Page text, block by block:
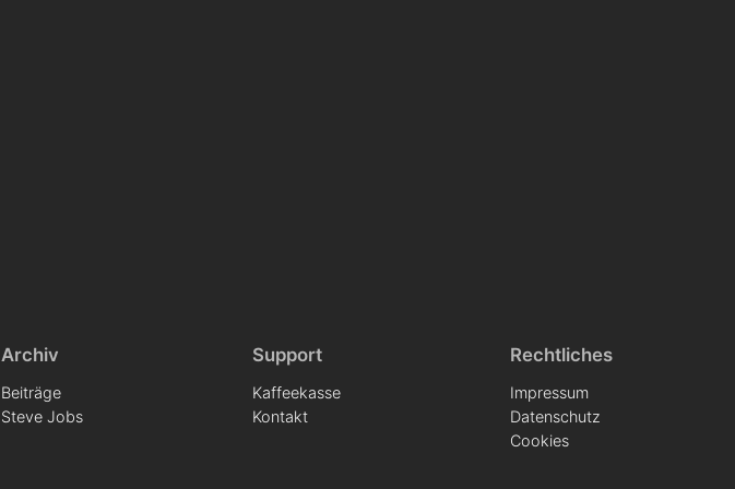
Archiv
Beiträge
Steve Jobs
Support
Kaffeekasse
Kontakt
Rechtliches
Impressum
Datenschutz
Cookies